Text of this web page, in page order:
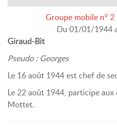
Groupe mobile n° 2
Du 01/01/1944
Giraud-Bit
Pseudo : Georges
Le 16 août 1944 est chef de
Le 22 août 1944, participe
Mottet.